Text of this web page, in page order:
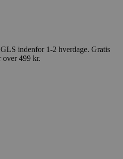
indenfor 1-2 hverdage. Gratis
over 499 kr.